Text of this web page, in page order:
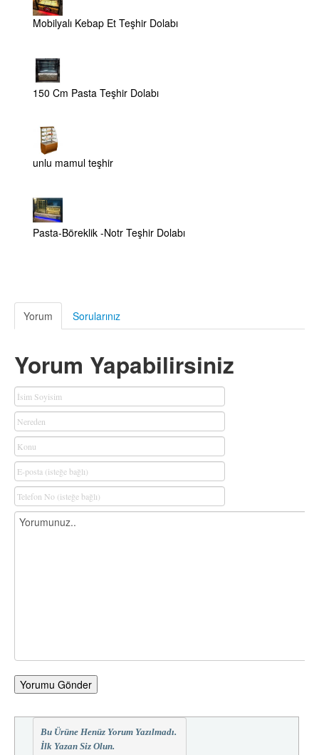
Mobilyalı Kebap Et Teşhir Dolabı
150 Cm Pasta Teşhir Dolabı
unlu mamul teşhir
Pasta-Böreklik -Notr Teşhir Dolabı
Yorum Sorularınız
Yorum Yapabilirsiniz
Yorumu Gönder
Bu Ürüne Henüz Yorum Yazılmadı.
İlk Yazan Siz Olun.